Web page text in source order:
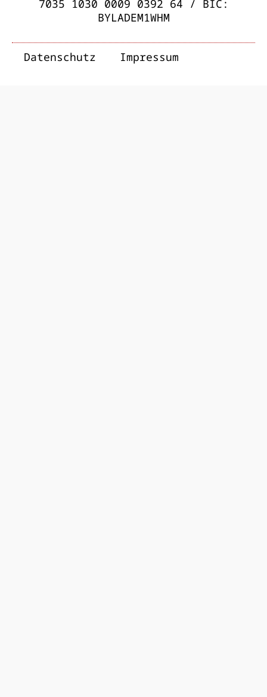
7035 1030 0009 0392 64 / BIC:
BYLADEM1WHM
Datenschutz Impressum